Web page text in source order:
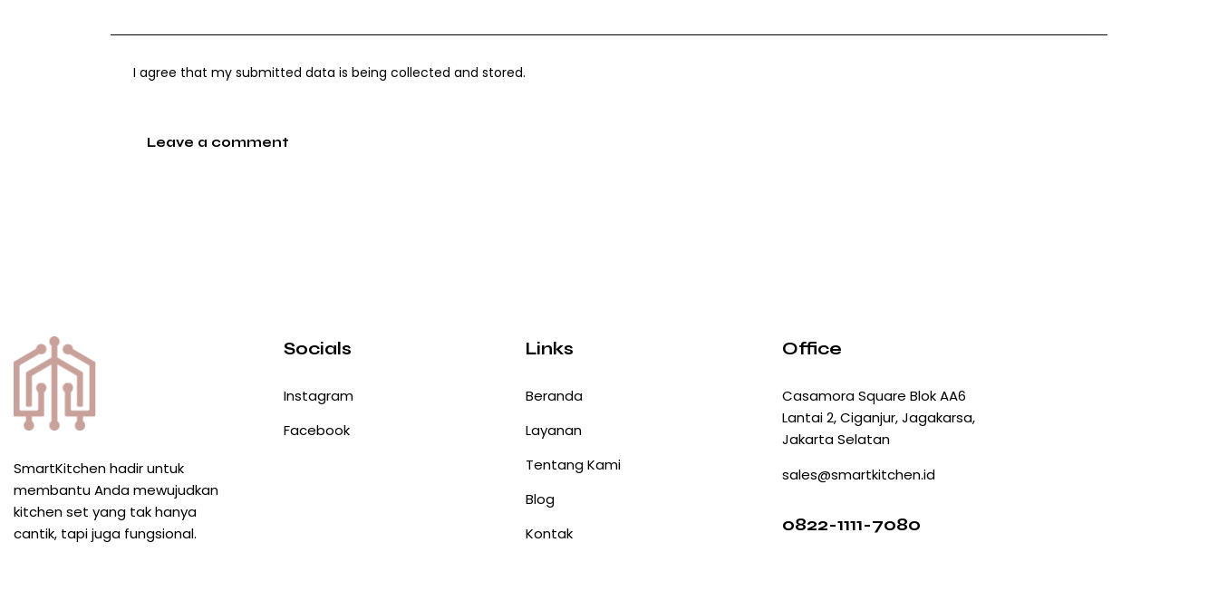
I agree that my submitted data is beingcollected and stored.
SmartKitchen hadir untuk
membantu Anda mewujudkan
kitchen set yang tak hanya
cantik, tapi juga fungsional.
Socials
Instagram
Facebook
Links
Beranda
Layanan
Tentang Kami
Blog
Kontak
Office
Casamora Square Blok AA6
Lantai 2, Ciganjur, Jagakarsa,
Jakarta Selatan
sales@smartkitchen.id
0822-1111-7080